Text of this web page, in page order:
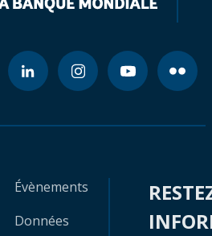
Évènements
Données